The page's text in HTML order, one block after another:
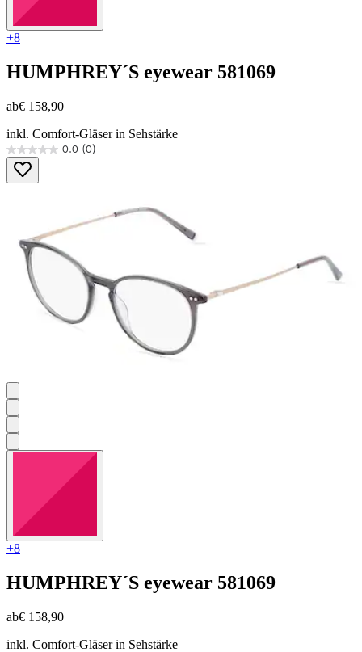
+8
HUMPHREY´S eyewear 581069
ab€ 158,90
inkl. Comfort-Gläser in Sehstärke
0.0 (0)
0.0
von
5
+8
HUMPHREY´S eyewear 581069
ab€ 158,90
inkl. Comfort-Gläser in Sehstärke